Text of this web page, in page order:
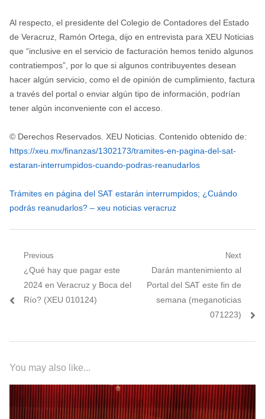
Al respecto, el presidente del Colegio de Contadores del Estado
de Veracruz, Ramón Ortega, dijo en entrevista para XEU Noticias
que “inclusive en el servicio de facturación hemos tenido algunos
contratiempos”, por lo que si algunos contribuyentes desean
hacer algún servicio, como el de opinión de cumplimiento, factura
a través del portal o enviar algún tipo de información, podrían
tener algún inconveniente con el acceso.
© Derechos Reservados. XEU Noticias. Contenido obtenido de:
https://xeu.mx/finanzas/1302173/tramites-en-pagina-del-sat-
estaran-interrumpidos-cuando-podras-reanudarlos
Trámites en página del SAT estarán interrumpidos; ¿Cuándo
podrás reanudarlos? – xeu noticias veracruz
Navegación
entradas
Previous
Previous
post:
¿Qué hay que pagar este
2024 en Veracruz y Boca del
Río? (XEU 010124)
Next
Next
post:
Darán mantenimiento al
Portal del SAT este fin de
semana (meganoticias
071223)
You may also like...